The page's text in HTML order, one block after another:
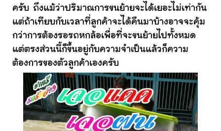
ครับ ถึงแม้ว่าปริมาณการขนย้ายจะได้เยอะไม่เท่ากัน
แต่ถ้าเทียบกับเวลาที่ลูกค้าจะได้คืนมาบ้างอาจจะคุ้ม
กว่าการต้องรอรถหกล้อเพื่อที่จะขนย้ายไปทั้งหมด
แต่ตรงส่วนนี้ก็ขึ้นอยู่กับความจำเป็นแล้วก็ความ
ต้องการของตัวลูกค้าเองครับ